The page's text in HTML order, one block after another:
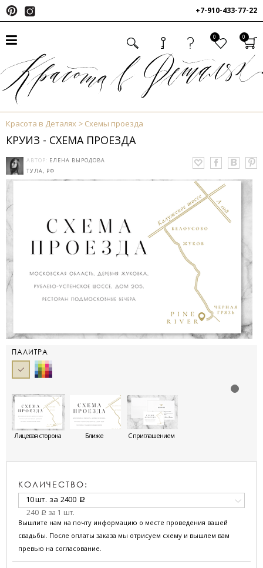
+7-910-433-77-22
0 0
Красота в Деталях Схемы проезда
КРУИЗ - СХЕМА ПРОЕЗДА
АВТОР: ЕЛЕНА ВЫРОДОВА
ТУЛА, РФ
ПАЛИТРА
Лицевая сторона Ближе С приглашением
КОЛИЧЕСТВО:
10 шт. за 2400 a
240 a за 1 шт.
Вышлите нам на почту информацию о месте проведения вашей
свадьбы. После оплаты заказа мы отрисуем схему и вышлем вам
превью на согласование.